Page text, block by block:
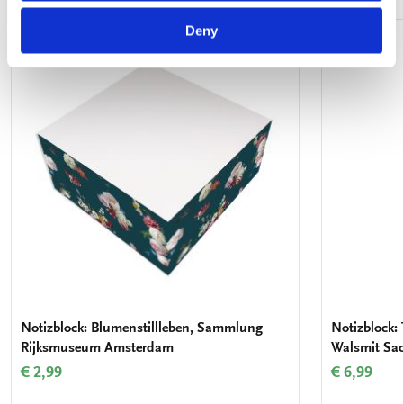
Deny
Zur
Wunschliste
Notizblock: Blumenstillleben, Sammlung
Rijksmuseum Amsterdam
€ 2,99
Notizblock:
Walsmit
€ 6,99